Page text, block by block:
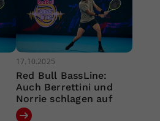
17.10.2025
Red Bull BassLine:
Auch Berrettini und
Norrie schlagen auf